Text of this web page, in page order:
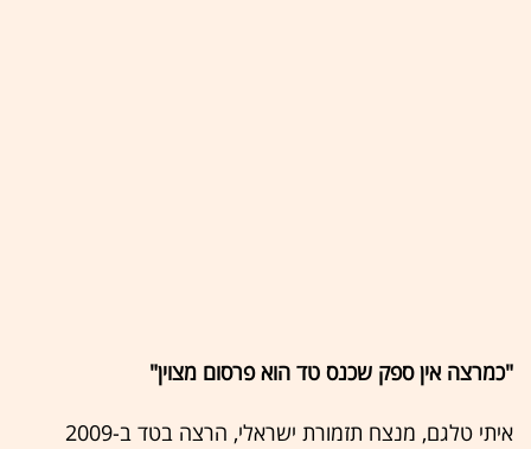
"כמרצה אין ספק שכנס טד הוא פרסום מצוין"
איתי טלגם, מנצח תזמורת ישראלי, הרצה בטד ב-2009